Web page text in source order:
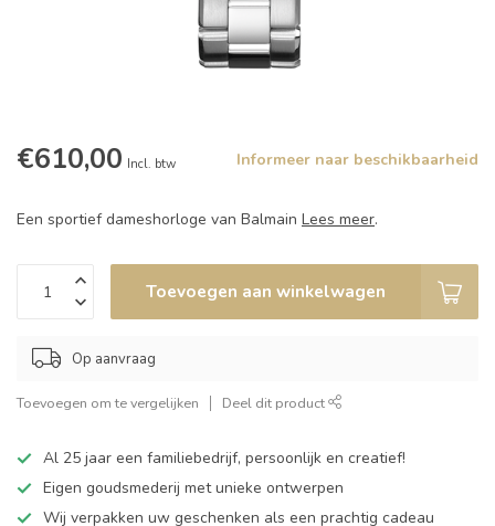
€610,00 Incl. btw Informeer naar beschikbaarheid
Een sportief dameshorloge van Balmain Lees meer.
Toevoegen aan winkelwagen
Op aanvraag
Toevoegen om te vergelijken Deel dit product
Al 25 jaar een familiebedrijf, persoonlijk en creatief!
Eigen goudsmederij met unieke ontwerpen
Wij verpakken uw geschenken als een prachtig cadeau